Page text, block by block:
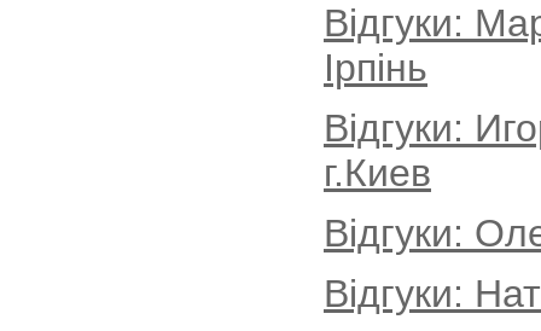
Відгуки:
Ірпінь
Відгуки:
г.Киев
Відгуки:
Відгуки: